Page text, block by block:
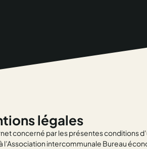
légales
concerné par les présentes conditions
l’Association intercommunale Bureau